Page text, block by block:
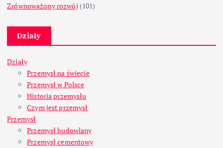
Zrównoważony rozwój (101)
Działy
Działy
Przemysł na świecie
Przemysł w Polsce
Historia przemysłu
Czym jest przemysł
Przemysł
Przemysł budowlany
Przemysł cementowy